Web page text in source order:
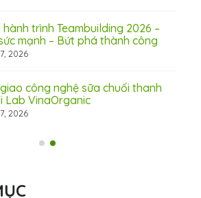
hành trình Teambuilding 2026 –
mạnh – Bứt phá thành công
2026
công nghệ sữa chuối thanh
Lab VinaOrganic
2026